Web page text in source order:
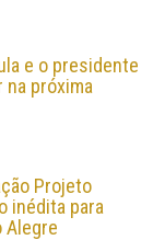
e o presidente
na próxima
Projeto
inédita para
Alegre